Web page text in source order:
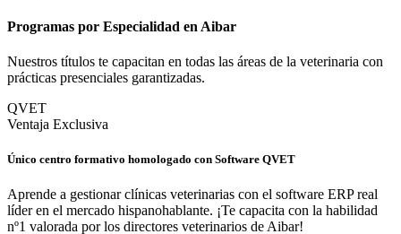
Programas por Especialidad en Aibar
Nuestros títulos te capacitan en todas las áreas de la veterinaria con
prácticas presenciales garantizadas.
QVET
Ventaja Exclusiva
Único centro formativo homologado con Software QVET
Aprende a gestionar clínicas veterinarias con el software ERP real
líder en el mercado hispanohablante. ¡Te capacita con la habilidad
nº1 valorada por los directores veterinarios de Aibar!